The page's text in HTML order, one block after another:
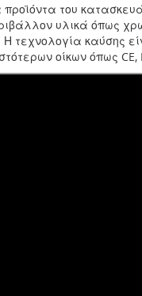
του
υλικά όπως
τεχνολογία καύσης
οίκων όπως CE,